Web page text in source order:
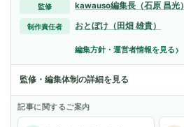
監修 kawauso編集長（石原 昌光）
制作責任者 おとぼけ（田畑 雄貴）
編集方針・運営者情報を見る›
監修・編集体制の詳細を見る
記事に関するご案内